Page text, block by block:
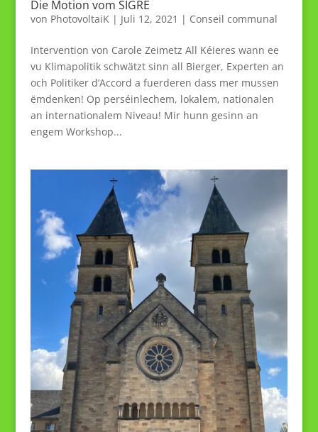
Die Motion vom SIGRE
von PhotovoltaiK| Juli 12, 2021 | Conseil communal
Intervention von Carole Zeimetz All Kéieres wann ee
vu Klimapolitik schwätzt sinn all Bierger, Experten an
och Politiker d’Accord a fuerderen dass mer mussen
ëmdenken! Op perséinlechem, lokalem, nationalen
an internationalem Niveau! Mir hunn gesinn an
engem Workshop...